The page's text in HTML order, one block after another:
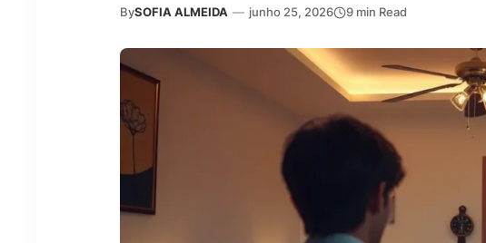
BySOFIA ALMEIDA — junho 25, 2026 9 min Read